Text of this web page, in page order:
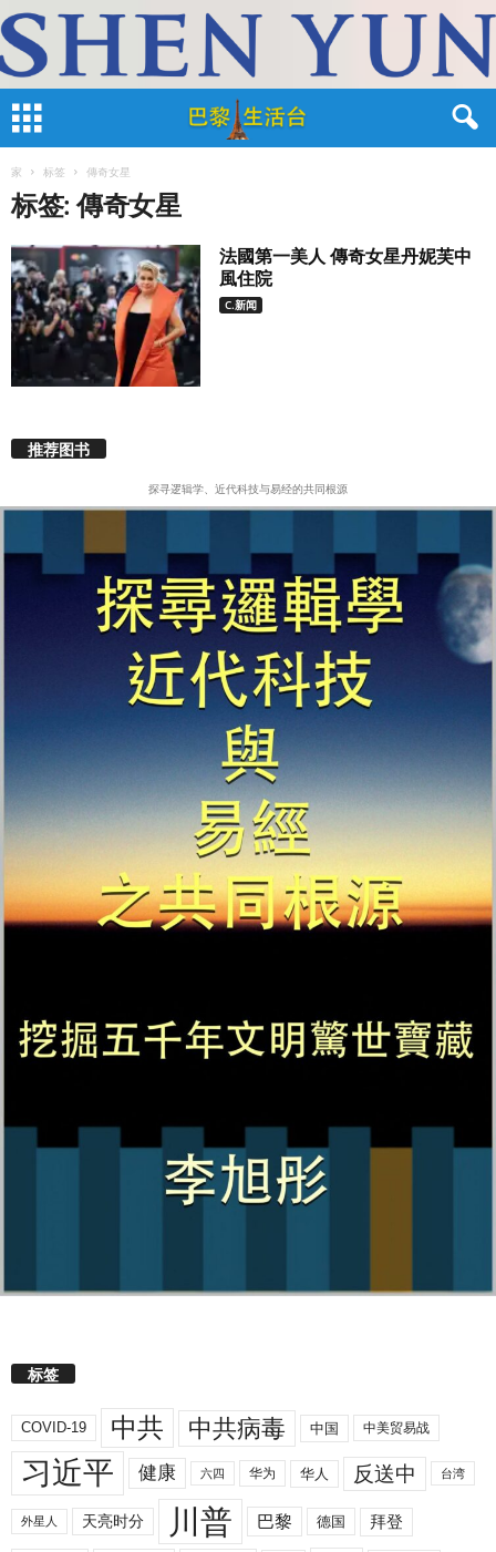
家 标签 傳奇女星
标签: 傳奇女星
法國第一美人 傳奇女星丹妮芙中
風住院
C.新闻
推荐图书
探寻逻辑学、近代科技与易经的共同根源
标签
COVID-19 中共 中共病毒 中国 中美贸易战
习近平 健康 六四 华为 华人 反送中 台湾
外星人 天亮时分 川普 巴黎 德国 拜登